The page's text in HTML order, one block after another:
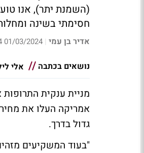
(השמנת יתר), אנו
חסימתי בשינה
אדיר בן עמי |
01/03/2024 20:44
נושאים בכתבה אלי
גדול בדרך.